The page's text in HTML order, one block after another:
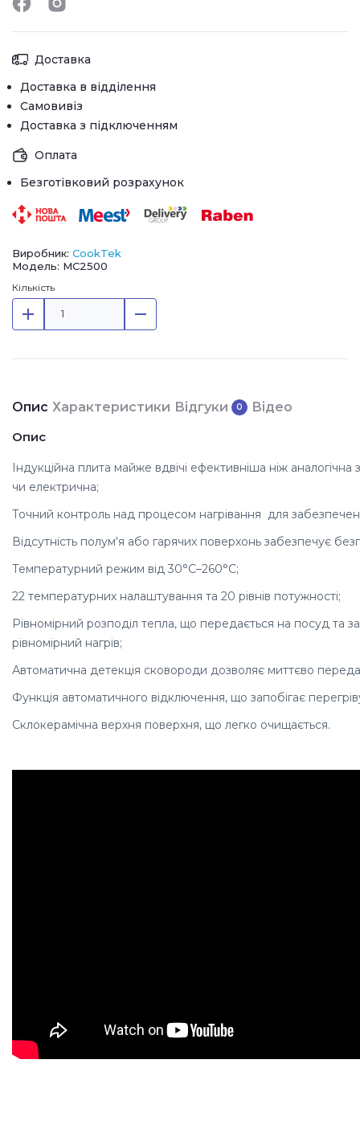
Доставка
Доставка в відділення
Самовивіз
Доставка з підключенням
Оплата
Безготівковий розрахунок
Виробник: CookTek
Модель: MC2500
Кількість
Опис Характеристики Відгуки 0
Відео
Опис
Індукційна плита майже вдвічі ефективніша ніж аналогічна
чи електрична;
Точний контроль над процесом нагрівання для
Відсутність полум'я або гарячих поверхонь забезпечує
Температурний режим від 30°C–260°C;
22 температурних налаштування та 20 рівнів потужності;
Рівномірний розподіл тепла, що передається на посуд та
рівномірний нагрів;
Автоматична детекція сковороди дозволяє миттєво
Функція автоматичного відключення, що запобігає
Склокерамічна верхня поверхня, що легко очищається.